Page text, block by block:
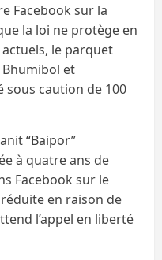
Facebook sur la
la loi ne protège en
le parquet
Bhumibol et
sous caution de 100
“Baipor”
à quatre ans de
Facebook sur le
en raison de
l’appel en liberté